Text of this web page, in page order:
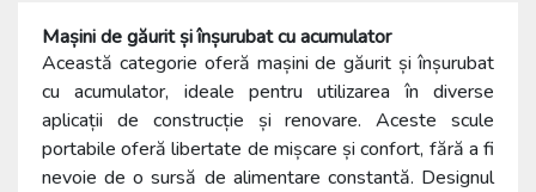
Mașini de găurit și înșurubat cu acumulator
Această categorie oferă mașini de găurit și înșurubat
cu acumulator, ideale pentru utilizarea în diverse
aplicații de construcție și renovare. Aceste scule
portabile oferă libertate de mișcare și confort, fără a fi
nevoie de o sursă de alimentare constantă. Designul